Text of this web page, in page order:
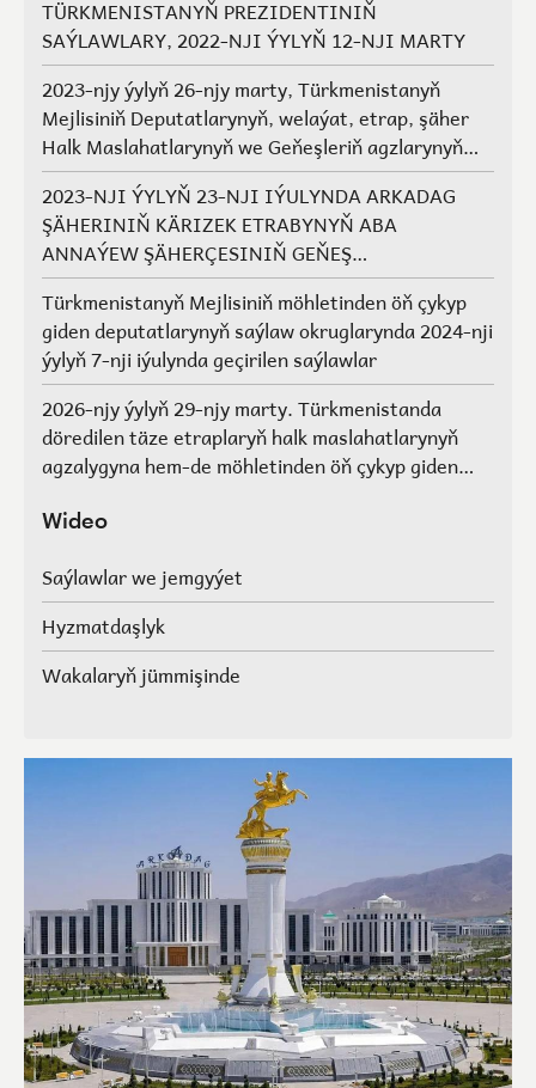
TÜRKMENISTANYŇ PREZIDENTINIŇ
SAÝLAWLARY, 2022-NJI ÝYLYŇ 12-NJI MARTY
2023-njy ýylyň 26-njy marty, Türkmenistanyň
Mejlisiniň Deputatlarynyň, welaýat, etrap, şäher
Halk Maslahatlarynyň we Geňeşleriň agzlarynyň
saýlawlary
2023-NJI ÝYLYŇ 23-NJI IÝULYNDA ARKADAG
ŞÄHERINIŇ KÄRIZEK ETRABYNYŇ ABA
ANNAÝEW ŞÄHERÇESINIŇ GEŇEŞ
AGZALARYNYŇ SAÝLAWLARY
Türkmenistanyň Mejlisiniň möhletinden öň çykyp
giden deputatlarynyň saýlaw okruglarynda 2024-nji
ýylyň 7-nji iýulynda geçirilen saýlawlar
2026-njy ýylyň 29-njy marty. Türkmenistanda
döredilen täze etraplaryň halk maslahatlarynyň
agzalygyna hem-de möhletinden öň çykyp giden
maslahatlarynyň we Geňeşleriň agzalarynyň ýerine
Wideo
Saýlawlar we jemgyýet
Hyzmatdaşlyk
Wakalaryň jümmişinde